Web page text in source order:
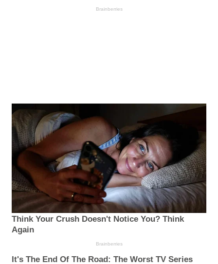
Brainberries
Think Your Crush Doesn't Notice You? Think
Again
Brainberries
It's The End Of The Road: The Worst TV Series